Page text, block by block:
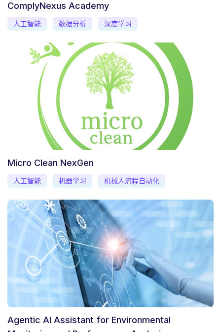
ComplyNexus Academy
人工智能 数据分析 深度学习
Micro Clean NexGen
人工智能 机器学习 机械人流程自动化
Agentic AI Assistant for Environmental